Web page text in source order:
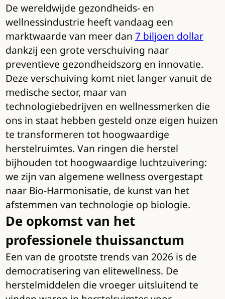
De wereldwijde gezondheids- en
wellnessindustrie heeft vandaag een
marktwaarde van meer dan 7 biljoen dollar
dankzij een grote verschuiving naar
preventieve gezondheidszorg en innovatie.
Deze verschuiving komt niet langer vanuit de
medische sector, maar van
technologiebedrijven en wellnessmerken die
ons in staat hebben gesteld onze eigen huizen
te transformeren tot hoogwaardige
herstelruimtes. Van ringen die herstel
bijhouden tot hoogwaardige luchtzuivering:
we zijn van algemene wellness overgestapt
naar Bio-Harmonisatie, de kunst van het
afstemmen van technologie op biologie.
De opkomst van het
professionele thuissanctum
Een van de grootste trends van 2026 is de
democratisering van elitewellness. De
herstelmiddelen die vroeger uitsluitend te